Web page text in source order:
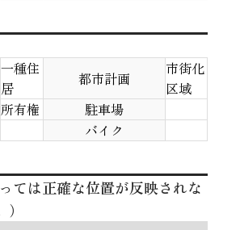
一種住
居
都市計画
市街化
区域
所有権
駐車場
バイク
は正確な位置が反映されな